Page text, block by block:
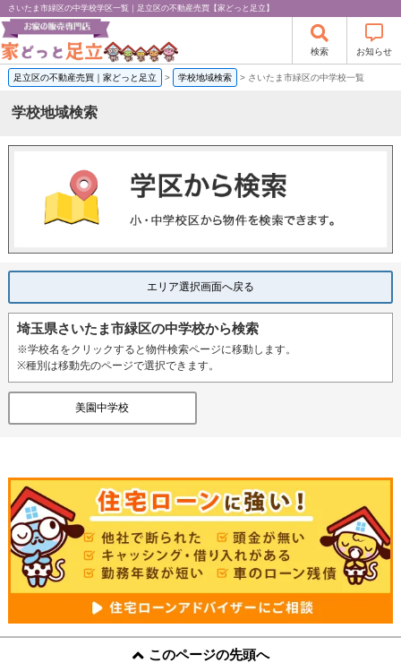
さいたま市緑区の中学校学区一覧｜足立区の不動産売買【家どっと足立】
検索 お知らせ
足立区の不動産売買｜家どっと足立 > 学校地域検索 > さいたま市緑区の中学校一覧
学校地域検索
エリア選択画面へ戻る
埼玉県さいたま市緑区の中学校から検索
※学校名をクリックすると物件検索ページに移動します。
※種別は移動先のページで選択できます。
美園中学校
このページの先頭へ